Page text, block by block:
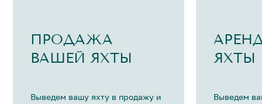
ПРОДАЖА
ВАШЕЙ ЯХТЫ
Выведем вашу яхту в продажу и
ЯХТЫ
Выведем